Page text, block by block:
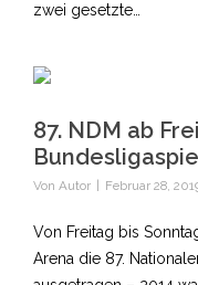
zwei gesetzte…
87. NDM ab
Von Autor Februar 28,
Von Freitag bis
Arena die 87.